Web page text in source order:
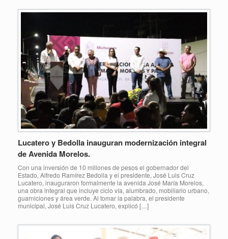
Lucatero y Bedolla inauguran modernización integral
de Avenida Morelos.
Con una inversión de 10 millones de pesos el gobernador del
Estado, Alfredo Ramírez Bedolla y el presidente, José Luis Cruz
Lucatero, inauguraron formalmente la avenida José María Morelos,
una obra integral que incluye ciclo vía, alumbrado, mobiliario urbano,
guarniciones y área verde. Al tomar la palabra, el presidente
municipal, José Luis Cruz Lucatero, explicó […]